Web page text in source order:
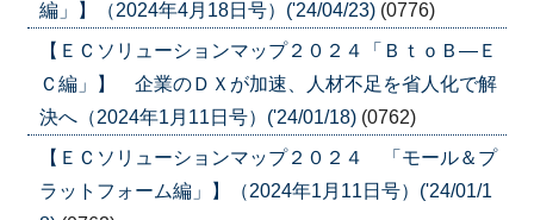
編」】（2024年4月18日号）('24/04/23) (0776)
【ＥＣソリューションマップ２０２４「ＢｔｏＢ―Ｅ
Ｃ編」】 企業のＤＸが加速、人材不足を省人化で解
決へ（2024年1月11日号）('24/01/18) (0762)
【ＥＣソリューションマップ２０２４ 「モール＆プ
ラットフォーム編」】（2024年1月11日号）('24/01/1